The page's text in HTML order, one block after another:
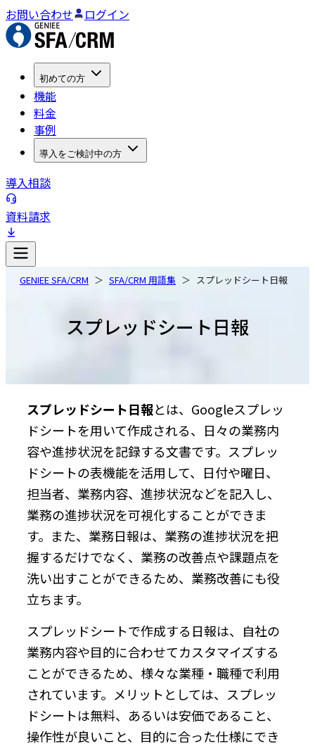
お問い合わせ ログイン
初めての方
機能
料金
事例
導入をご検討中の方
導入相談
資料請求
GENIEE SFA/CRM SFA/CRM 用語集 スプレッドシート日報
スプレッドシート日報
スプレッドシート日報とは、Googleスプレッ
ドシートを用いて作成される、日々の業務内
容や進捗状況を記録する文書です。スプレッ
ドシートの表機能を活用して、日付や曜日、
担当者、業務内容、進捗状況などを記入し、
業務の進捗状況を可視化することができま
す。また、業務日報は、業務の進捗状況を把
握するだけでなく、業務の改善点や課題点を
洗い出すことができるため、業務改善にも役
立ちます。
スプレッドシートで作成する日報は、自社の
業務内容や目的に合わせてカスタマイズする
ことができるため、様々な業種・職種で利用
されています。メリットとしては、スプレッ
ドシートは無料、あるいは安価であること、
操作性が良いこと、目的に合った仕様にでき